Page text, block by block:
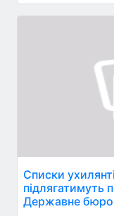
Списки
підлягатимуть
Державне бюро